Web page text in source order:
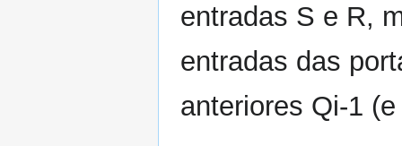
entradas S e R,
entradas das
anteriores Qi-1